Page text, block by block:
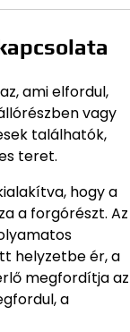
ami elfordul,
vagy
találhatók,
teret.
hogy a
a forgórészt. Az
helyzetbe ér, a
megfordítja az
a